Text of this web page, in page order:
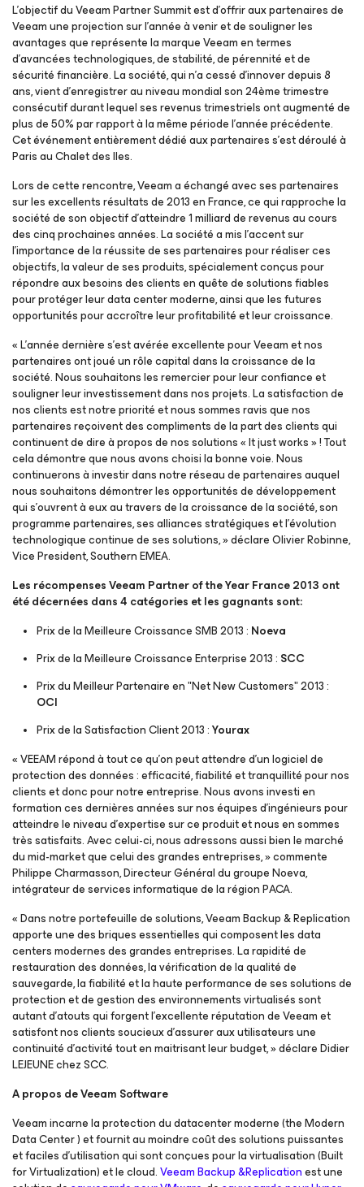
L’objectif du Veeam Partner Summit est d’offrir aux partenaires de
Veeam une projection sur l’année à venir et de souligner les
avantages que représente la marque Veeam en termes
d’avancées technologiques, de stabilité, de pérennité et de
sécurité financière. La société, qui n’a cessé d’innover depuis 8
ans, vient d’enregistrer au niveau mondial son 24ème trimestre
consécutif durant lequel ses revenus trimestriels ont augmenté de
plus de 50% par rapport à la même période l’année précédente.
Cet événement entièrement dédié aux partenaires s’est déroulé à
Paris au Chalet des Iles.
Lors de cette rencontre, Veeam a échangé avec ses partenaires
sur les excellents résultats de 2013 en France, ce qui rapproche la
société de son objectif d’atteindre 1 milliard de revenus au cours
des cinq prochaines années. La société a mis l’accent sur
l’importance de la réussite de ses partenaires pour réaliser ces
objectifs, la valeur de ses produits, spécialement conçus pour
répondre aux besoins des clients en quête de solutions fiables
pour protéger leur data center moderne, ainsi que les futures
opportunités pour accroître leur profitabilité et leur croissance.
« L’année dernière s’est avérée excellente pour Veeam et nos
partenaires ont joué un rôle capital dans la croissance de la
société. Nous souhaitons les remercier pour leur confiance et
souligner leur investissement dans nos projets. La satisfaction de
nos clients est notre priorité et nous sommes ravis que nos
partenaires reçoivent des compliments de la part des clients qui
continuent de dire à propos de nos solutions « It just works » ! Tout
cela démontre que nous avons choisi la bonne voie. Nous
continuerons à investir dans notre réseau de partenaires auquel
nous souhaitons démontrer les opportunités de développement
qui s’ouvrent à eux au travers de la croissance de la société, son
programme partenaires, ses alliances stratégiques et l’évolution
technologique continue de ses solutions, » déclare Olivier Robinne,
Vice President, Southern EMEA.
Les récompenses Veeam Partner of the Year France 2013 ont
été décernées dans 4 catégories et les gagnants sont:
Prix de la Meilleure Croissance SMB 2013 : Noeva
Prix de la Meilleure Croissance Enterprise 2013 : SCC
Prix du Meilleur Partenaire en "Net New Customers" 2013 :
OCI
Prix de la Satisfaction Client 2013 :Yourax
« VEEAM répond à tout ce qu’on peut attendre d’un logiciel de
protection des données : efficacité, fiabilité et tranquillité pour nos
clients et donc pour notre entreprise. Nous avons investi en
formation ces dernières années sur nos équipes d’ingénieurs pour
atteindre le niveau d’expertise sur ce produit et nous en sommes
très satisfaits. Avec celui-ci, nous adressons aussi bien le marché
du mid-market que celui des grandes entreprises, » commente
Philippe Charmasson, Directeur Général du groupe Noeva,
intégrateur de services informatique de la région PACA.
« Dans notre portefeuille de solutions, Veeam Backup & Replication
apporte une des briques essentielles qui composent les data
centers modernes des grandes entreprises. La rapidité de
restauration des données, la vérification de la qualité de
sauvegarde, la fiabilité et la haute performance de ses solutions de
protection et de gestion des environnements virtualisés sont
autant d’atouts qui forgent l’excellente réputation de Veeam et
satisfont nos clients soucieux d’assurer aux utilisateurs une
continuité d’activité tout en maitrisant leur budget, » déclare Didier
LEJEUNE chez SCC.
A propos de Veeam Software
Veeam incarne la protection du datacenter moderne (the Modern
Data Center ) et fournit au moindre coût des solutions puissantes
et faciles d’utilisation qui sont conçues pour la virtualisation (Built
for Virtualization) et le cloud.Veeam Backup &Replicationest une